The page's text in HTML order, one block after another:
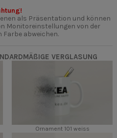
als Präsentation und können
Monitoreinstellungen von der
abweichen.
VERGLASUNG
Ornament 101 weiss